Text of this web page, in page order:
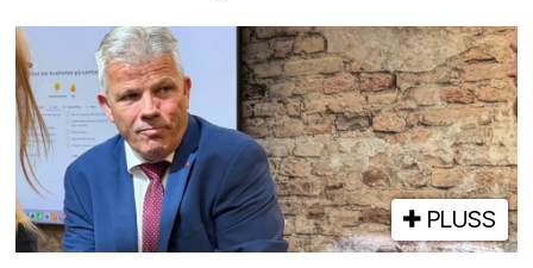
PLUSS